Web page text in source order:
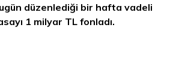
düzenlediği bir hafta vadeli
1 milyar TL fonladı.